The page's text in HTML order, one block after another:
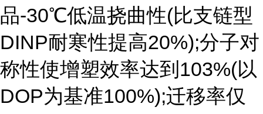
品-30℃低温挠曲性(比支链型
DINP耐寒性提高20%);分子对
称性使增塑效率达到103%(以
DOP为基准100%);迁移率仅